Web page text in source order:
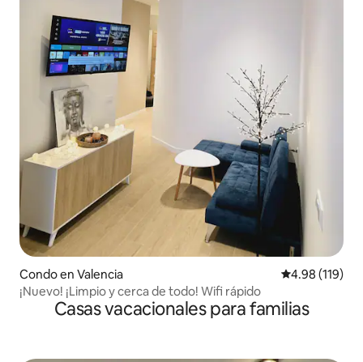
Condo en Valencia Calificación
4.98 (119)
¡Nuevo! ¡Limpio y cerca de todo! Wifi rápido
Casas vacacionales para familias